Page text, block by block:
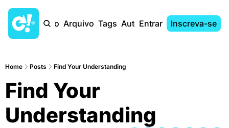
Início Arquivo Tags AutoresEntrar Inscreva-se
Home Posts Find Your Understanding
Find Your
Understanding